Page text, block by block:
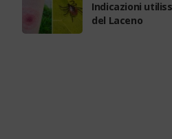
Indicazioni
del Laceno